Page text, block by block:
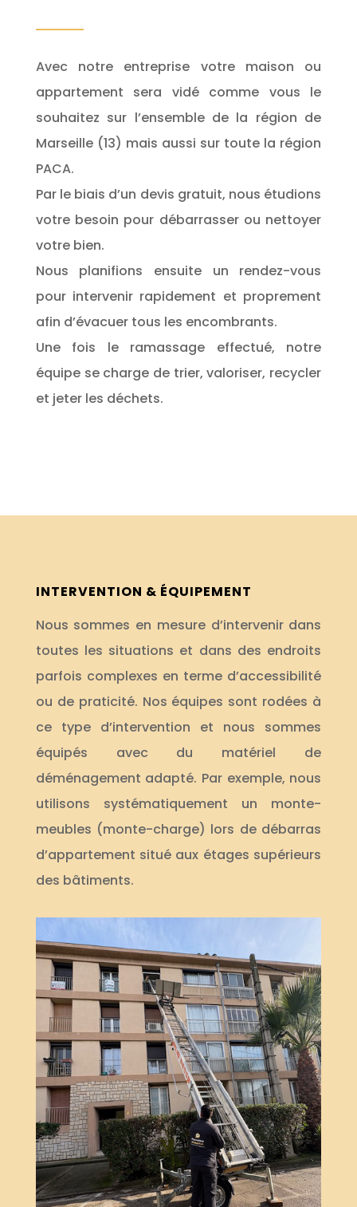
Avec notre entreprise votre maison ou
appartement sera vidé comme vous le
souhaitez sur l’ensemble de la région de
Marseille (13) mais aussi sur toute la région
PACA.
Par le biais d’un devis gratuit, nous étudions
votre besoin pour débarrasser ou nettoyer
votre bien.
Nous planifions ensuite un rendez-vous
pour intervenir rapidement et proprement
afin d’évacuer tous les encombrants.
Une fois le ramassage effectué, notre
équipe se charge de trier, valoriser, recycler
et jeter les déchets.
INTERVENTION & ÉQUIPEMENT
Nous sommes en mesure d’intervenir dans
toutes les situations et dans des endroits
parfois complexes en terme d’accessibilité
ou de praticité. Nos équipes sont rodées à
ce type d’intervention et nous sommes
équipés avec du matériel de
déménagement adapté. Par exemple, nous
utilisons systématiquement un monte-
meubles (monte-charge) lors de débarras
d’appartement situé aux étages supérieurs
des bâtiments.